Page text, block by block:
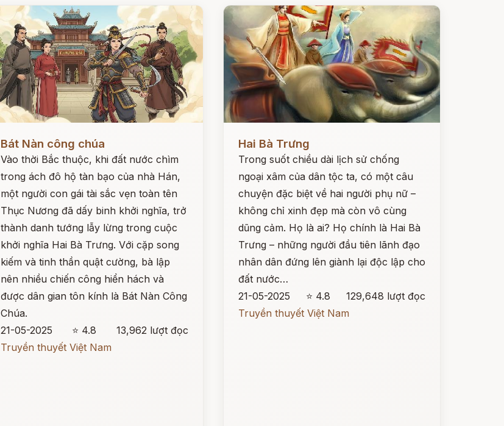
Bát Nàn công chúa
Vào thời Bắc thuộc, khi đất nước chìm
trong ách đô hộ tàn bạo của nhà Hán,
một người con gái tài sắc vẹn toàn tên
Thục Nương đã dấy binh khởi nghĩa, trở
thành danh tướng lẫy lừng trong cuộc
khởi nghĩa Hai Bà Trưng. Với cặp song
kiếm và tinh thần quật cường, bà lập
nên nhiều chiến công hiển hách và
được dân gian tôn kính là Bát Nàn Công
Chúa.
21-05-2025
⭐ 4.8
13,962 lượt đọc
Truyền thuyết Việt Nam
Hai Bà Trưng
Trong suốt chiều dài lịch sử chống
ngoại xâm của dân tộc ta, có một câu
chuyện đặc biệt về hai người phụ nữ –
không chỉ xinh đẹp mà còn vô cùng
dũng cảm. Họ là ai? Họ chính là Hai Bà
Trưng – những người đầu tiên lãnh đạo
nhân dân đứng lên giành lại độc lập cho
đất nước…
21-05-2025
⭐ 4.8
129,648 lượt đọc
Truyền thuyết Việt Nam